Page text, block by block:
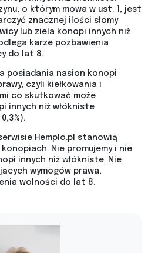
o którym mowa w ust. 1, jest
znacznej ilości słomy
lub ziela konopi innych niż
karze pozbawienia
do lat 8.
posiadania nasion konopi
czyli kiełkowania i
co skutkować może
innych niż włókniste
Hemplo.pl stanowią
Nie promujemy i nie
innych niż włókniste. Nie
wymogów prawa,
wolności do lat 8.